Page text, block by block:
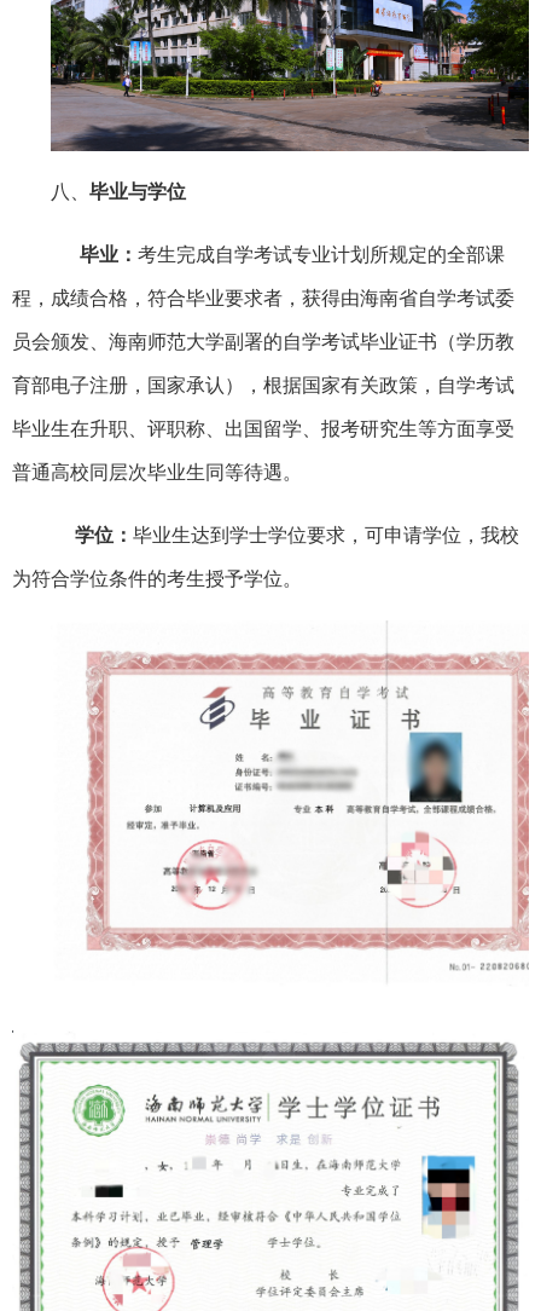
八、 毕业与学位
毕业： 考生完成自学考试专业计划所规定的全部课
程，成绩合格，符合毕业要求者，获得由海南省自学考试委
员会颁发、海南师范大学副署的自学考试毕业证书（学历教
育部电子注册，国家承认），根据国家有关政策，自学考试
毕业生在升职、评职称、出国留学、报考研究生等方面享受
普通高校同层次毕业生同等待遇。
学位： 毕业生达到学士学位要求，可申请学位，我校
为符合学位条件的考生授予学位。